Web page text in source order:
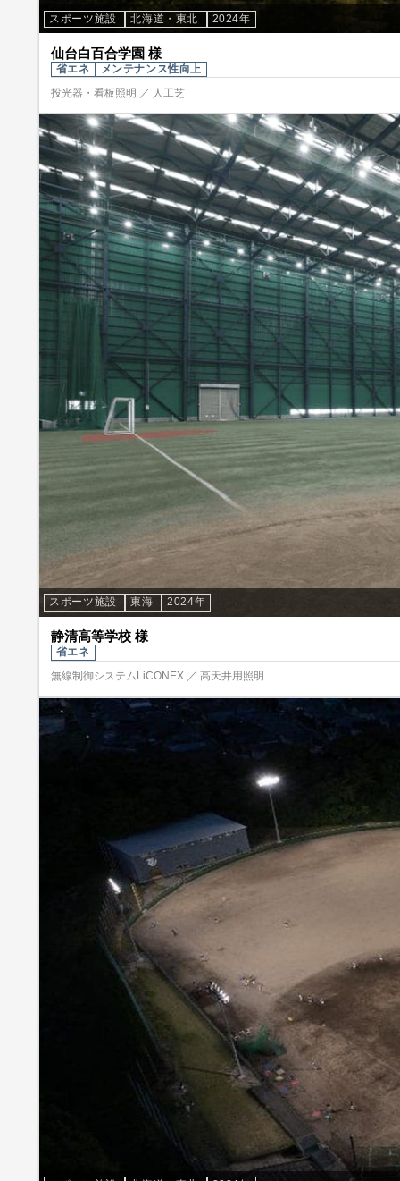
スポーツ施設 北海道・東北 2024年
仙台白百合学園 様
省エネ
メンテナンス性向上
投光器・看板照明 ／ 人工芝
スポーツ施設 東海 2024年
静清高等学校 様
省エネ
無線制御システムLiCONEX ／ 高天井用照明